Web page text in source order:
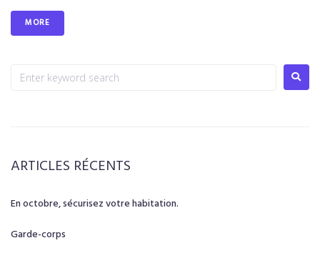
MORE
ARTICLES RÉCENTS
En octobre, sécurisez votre habitation.
Garde-corps